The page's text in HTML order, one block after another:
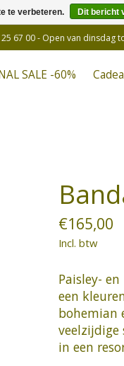
67 00 - Open van dinsdag
SALE -60%
€165,00
Incl. btw
Paisley-
een
bohemian
in een
te verbeteren. Dit bericht